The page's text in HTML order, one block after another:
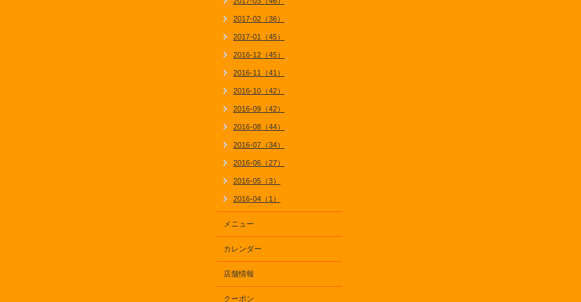
2017-02（36）
2017-01（45）
2016-12（45）
2016-11（41）
2016-10（42）
2016-09（42）
2016-08（44）
2016-07（34）
2016-06（27）
2016-05（3）
2016-04（1）
メニュー
カレンダー
店舗情報
クーポン